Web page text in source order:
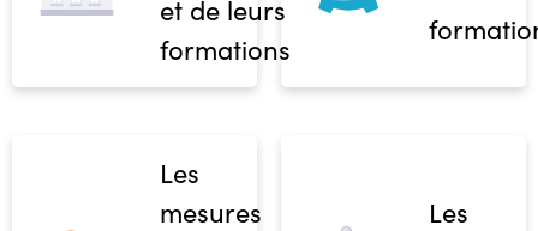
et de leurs
formations
Les
mesures
Les